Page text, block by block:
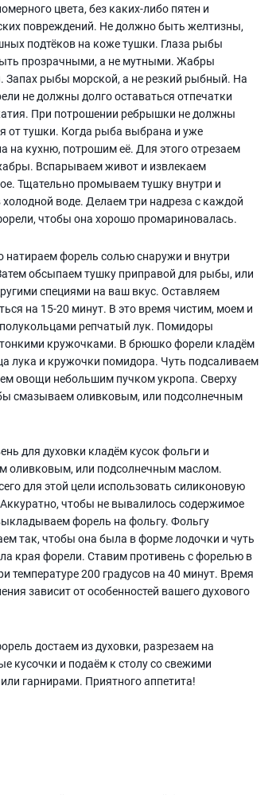
цвета, без каких-либо пятен и
повреждений. Не должно быть желтизны,
подтёков на коже тушки. Глаза рыбы
прозрачными, а не мутными. Жабры
Запах рыбы морской, а не резкий рыбный. На
не должны долго оставаться отпечатки
При потрошении ребрышки не должны
от тушки. Когда рыба выбрана и уже
на кухню, потрошим её. Для этого отрезаем
Вспарываем живот и извлекаем
Тщательно промываем тушку внутри и
воде. Делаем три надреза с каждой
чтобы она хорошо промариновалась.
натираем форель солью снаружи и внутри
обсыпаем тушку приправой для рыбы, или
специями на ваш вкус. Оставляем
на 15-20 минут. В это время чистим, моем и
репчатый лук. Помидоры
кружочками. В брюшко форели кладём
лука и кружочки помидора. Чуть подсаливаем
овощи небольшим пучком укропа. Сверху
смазываем оливковым, или подсолнечным
для духовки кладём кусок фольги и
оливковым, или подсолнечным маслом.
для этой цели использовать силиконовую
Аккуратно, чтобы не вывалилось содержимое
форель на фольгу. Фольгу
так, чтобы она была в форме лодочки и чуть
края форели. Ставим противень с форелью в
температуре 200 градусов на 40 минут. Время
зависит от особенностей вашего духового
достаем из духовки, разрезаем на
кусочки и подаём к столу со свежими
гарнирами. Приятного аппетита!